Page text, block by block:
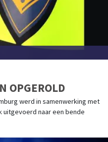
OPGEROLD
werd in samenwerking met
uitgevoerd naar een bende